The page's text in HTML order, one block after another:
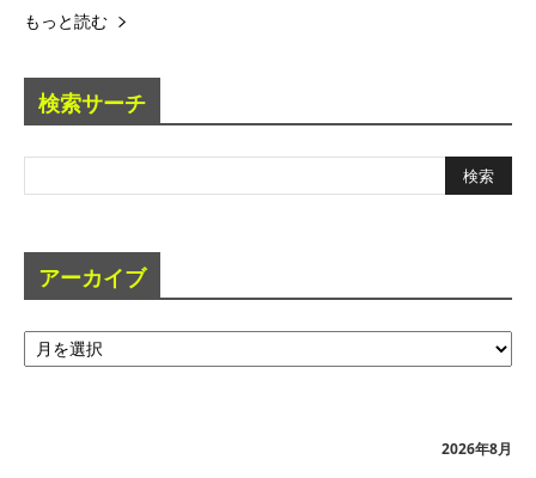
もっと読む
検索サーチ
アーカイブ
ア
ー
2026年8月